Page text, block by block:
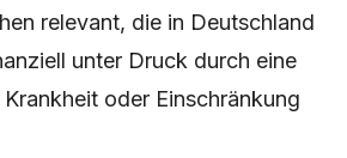
relevant, die in Deutschland
unter Druck durch eine
oder Einschränkung